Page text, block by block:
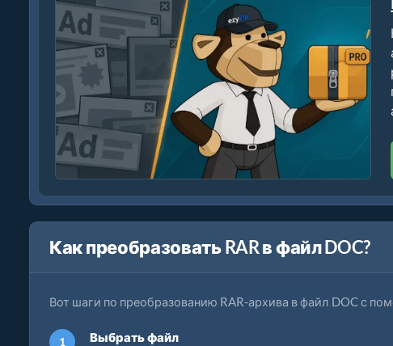
Как преобразовать RAR в файл DOC?
Вот шаги по преобразованию RAR-архива в файл DOC с
Выбрать файл